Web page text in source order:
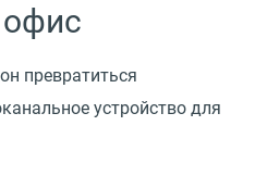
превратиться
устройство для